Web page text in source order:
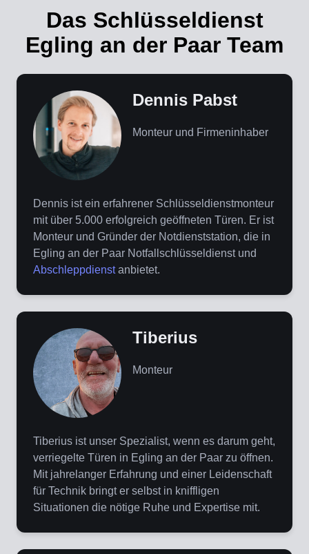
Das Schlüsseldienst
Egling an der Paar Team
Dennis Pabst
Monteur und Firmeninhaber
Dennis ist ein erfahrener Schlüsseldienstmonteur
mit über 5.000 erfolgreich geöffneten Türen. Er ist
Monteur und Gründer der Notdienststation, die in
Egling an der Paar Notfallschlüsseldienst und
Abschleppdienstanbietet.
Tiberius
Monteur
Tiberius ist unser Spezialist, wenn es darum geht,
verriegelte Türen in Egling an der Paar zu öffnen.
Mit jahrelanger Erfahrung und einer Leidenschaft
für Technik bringt er selbst in kniffligen
Situationen die nötige Ruhe und Expertise mit.